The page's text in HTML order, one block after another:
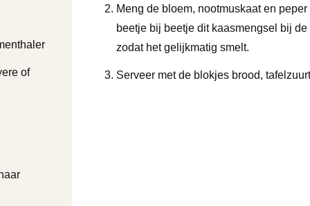
of
Meng de bloem, nootmuskaat en
beetje bij beetje dit kaasmengsel bij
zodat het gelijkmatig smelt.
Serveer met de blokjes brood,